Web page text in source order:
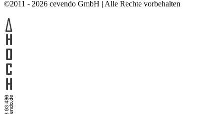
©2011 - 2026 cevendo GmbH | Alle Rechte vorbehalten